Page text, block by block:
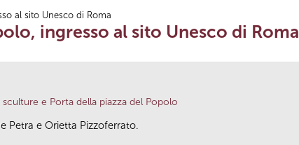
al sito Unesco di Roma
ingresso al sito Unesco di Roma
e Porta della piazza del Popolo
Petra e Orietta Pizzoferrato.